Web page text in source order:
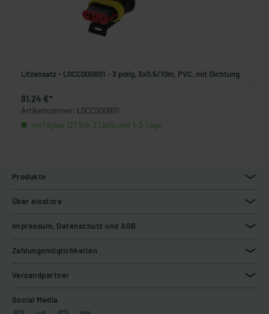
Litzensatz - L0CC000B01 - 3 polig, 3x0,5/10m, PVC, mit Dichtung
81,24 €*
Artikelnummer: L0CC000B01
verfügbar (27 Stk.), Lieferzeit 1-3 Tage
Produkte
Über elostore
Impressum, Datenschutz und AGB
Zahlungsmöglichkeiten
Versandpartner
Social Media